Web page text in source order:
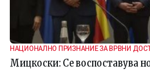
НАЦИОНАЛНО ПРИЗНАНИЕ ЗА ВРВНИ
Мицкоски: Се воспоставува